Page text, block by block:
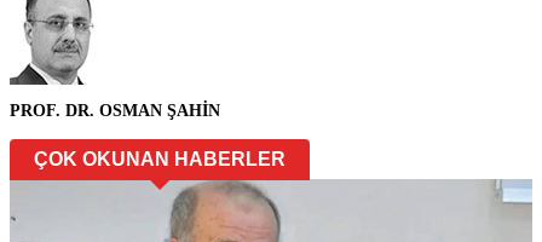
PROF. DR. OSMAN ŞAHİN
ÇOK OKUNAN HABERLER